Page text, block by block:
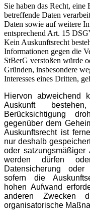
Sie haben das Recht,
betreffende Daten
Daten sowie auf weitere
entsprechend Art. 15
Kein Auskunftsrecht
Informationen gegen die
StBerG verstoßen würde
Gründen, insbesondere
Interesses eines Dritten,
Hiervon abweichend
Auskunft
Berücksichtigung
gegenüber dem
Auskunftsrecht ist
nur deshalb
oder satzungsmäßiger
werden dürfen
Datensicherung
sofern die
hohen Aufwand
anderen Zwecken
organisatorische